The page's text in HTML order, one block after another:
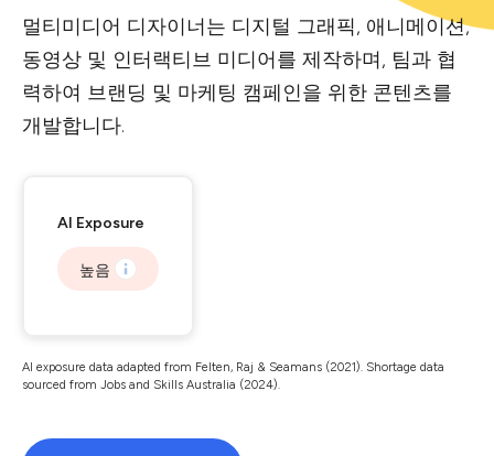
멀티미디어 디자이너는 디지털 그래픽, 애니메이션,
동영상 및 인터랙티브 미디어를 제작하며, 팀과 협
력하여 브랜딩 및 마케팅 캠페인을 위한 콘텐츠를
개발합니다.
AI Exposure
높음
AI exposure data adapted from Felten, Raj & Seamans (2021). Shortage data
sourced from Jobs and Skills Australia (2024).